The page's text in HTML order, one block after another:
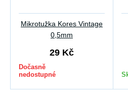
Mikrotužka Kores Vintage
0,5mm
29 Kč
Dočasně
nedostupné